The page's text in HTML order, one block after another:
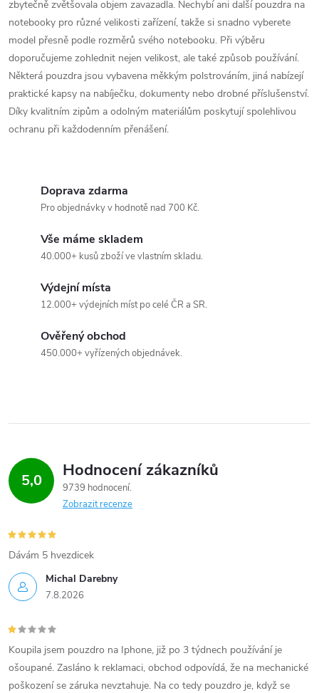
k
y
v
ý
p
zbytečně zvětšovala objem zavazadla. Nechybí ani další pouzdra na
notebooky pro různé velikosti zařízení, takže si snadno vyberete
model přesně podle rozměrů svého notebooku. Při výběru
doporučujeme zohlednit nejen velikost, ale také způsob používání.
Některá pouzdra jsou vybavena měkkým polstrováním, jiná nabízejí
praktické kapsy na nabíječku, dokumenty nebo drobné příslušenství.
Díky kvalitním zipům a odolným materiálům poskytují spolehlivou
ochranu při každodenním přenášení.
Doprava zdarma
Pro objednávky v hodnotě nad 700 Kč.
Vše máme skladem
40.000+ kusů zboží ve vlastním skladu.
Výdejní místa
12.000+ výdejních míst po celé ČR a SR.
Ověřený obchod
450.000+ vyřízených objednávek.
5,0 Hodnocení zákazníků
9739 hodnocení
Zobrazit recenze
Michal Darebny
7.8.2026
Dávám 5 hvezdicek
Koupila jsem pouzdro na Iphone, již po 3 týdnech používání je
ošoupané. Zasláno k reklamaci, obchod odpovídá, že na mechanické
poškození se záruka nevztahuje. Na co tedy pouzdro je, když se